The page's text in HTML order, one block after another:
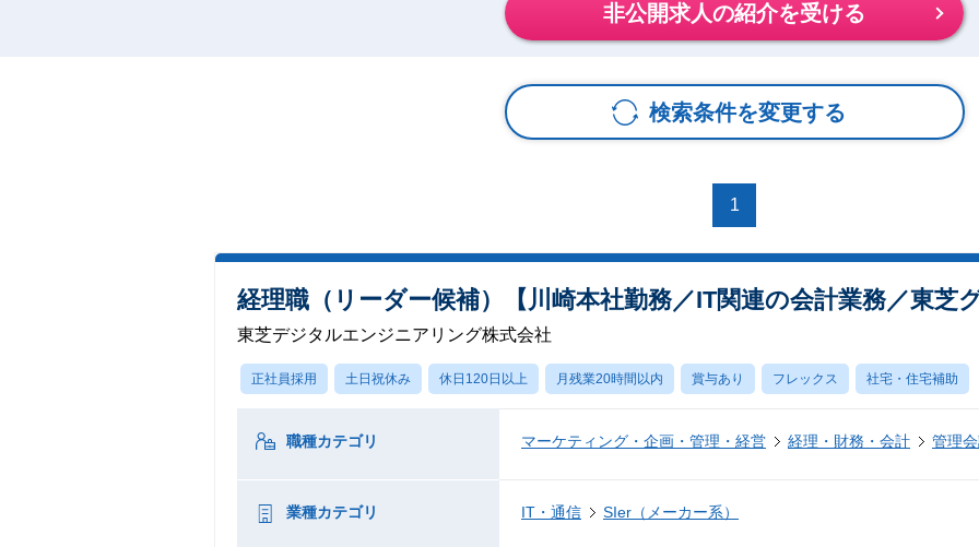
非公開求人の紹介を受ける
検索条件を変更する
1
経理職（リーダー候補）【川崎本社勤務／IT関連の会計業務／東芝
東芝デジタルエンジニアリング株式会社
正社員採用 土日祝休み 休日120日以上 月残業20時間以内 賞与あり フレックス 社宅・住宅補助
職種カテゴリ マーケティング・企画・管理・経営 経理・財務・会計 管理
業種カテゴリ IT・通信 SIer（メーカー系）